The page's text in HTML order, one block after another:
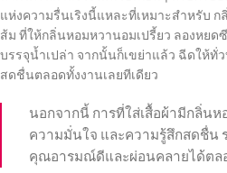
แห่งความรื่นเริงนี้แหละที่เหมาะสำหรับ ก
ส้ม ที่ให้กลิ่นหอมหวานอมเปรี้ยว ลองหย
บรรจุน้ำเปล่า จากนั้นก็เขย่าแล้ว ฉีดให้ทั่
สดชื่นตลอดทั้งงานเลยทีเดียว
นอกจากนี้ การที่ใส่เสื้อผ้ามีกลิ่น
ความมั่นใจ และความรู้สึกสดชื่น
คุณอารมณ์ดีและผ่อนคลายได้ตล